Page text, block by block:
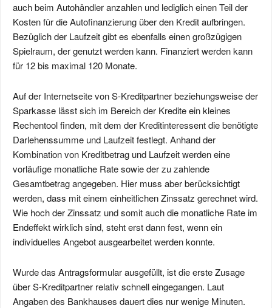
auch beim Autohändler anzahlen und lediglich einen Teil der
Kosten für die Autofinanzierung über den Kredit aufbringen.
Bezüglich der Laufzeit gibt es ebenfalls einen großzügigen
Spielraum, der genutzt werden kann. Finanziert werden kann
für 12 bis maximal 120 Monate.
Auf der Internetseite von S-Kreditpartner beziehungsweise der
Sparkasse lässt sich im Bereich der Kredite ein kleines
Rechentool finden, mit dem der Kreditinteressent die benötigte
Darlehenssumme und Laufzeit festlegt. Anhand der
Kombination von Kreditbetrag und Laufzeit werden eine
vorläufige monatliche Rate sowie der zu zahlende
Gesamtbetrag angegeben. Hier muss aber berücksichtigt
werden, dass mit einem einheitlichen Zinssatz gerechnet wird.
Wie hoch der Zinssatz und somit auch die monatliche Rate im
Endeffekt wirklich sind, steht erst dann fest, wenn ein
individuelles Angebot ausgearbeitet werden konnte.
Wurde das Antragsformular ausgefüllt, ist die erste Zusage
über S-Kreditpartner relativ schnell eingegangen. Laut
Angaben des Bankhauses dauert dies nur wenige Minuten.